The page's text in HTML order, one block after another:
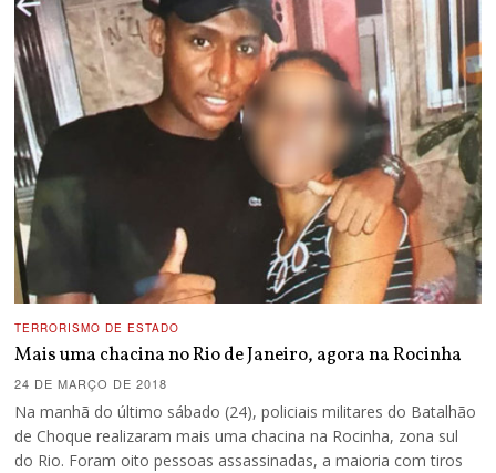
TERRORISMO DE ESTADO
Mais uma chacina no Rio de Janeiro, agora na Rocinha
24 DE MARÇO DE 2018
Na manhã do último sábado (24), policiais militares do Batalhão
de Choque realizaram mais uma chacina na Rocinha, zona sul
do Rio. Foram oito pessoas assassinadas, a maioria com tiros